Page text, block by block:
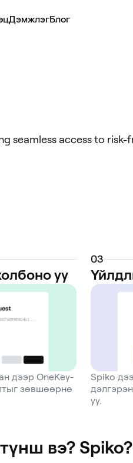
ДэмжлэгБлог
seamless access to risk-
уу
дээр OneKey-
зөвшөөрнө
03
Spiko
уу.
вэ? Spiko?